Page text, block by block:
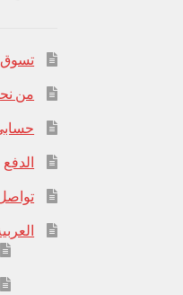
تسوق
من
الدفع